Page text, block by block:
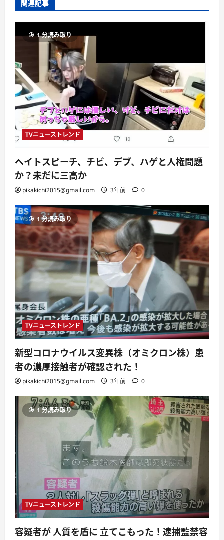
関連記事
1 分読み取り
TVニューストレンド
ヘイトスピーチ、チビ、デブ、ハゲと人権問題
か？未だに三高か
pikakichi2015@gmail.com 3年前 0
1 分読み取り
TVニューストレンド
新型コロナウイルス変異株（オミクロン株）患
者の濃厚接触者が確認された！
pikakichi2015@gmail.com 3年前 0
1 分読み取り
TVニューストレンド
容疑者が 人質を盾に 立てこもった！逮捕監禁容